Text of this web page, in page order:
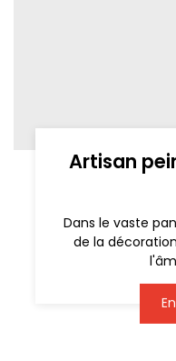
Artisan
Dans le vaste
de la